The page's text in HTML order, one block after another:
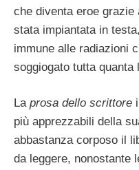
che diventa eroe
stata impiantata in
immune alle radiazioni
soggiogato tutta quanta
La prosa dello scrittore
più apprezzabili della
abbastanza corposo il
da leggere, nonostante